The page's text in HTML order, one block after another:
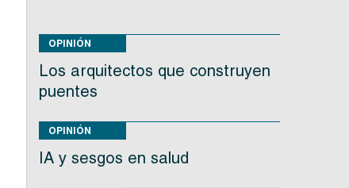
OPINIÓN
Los arquitectos que construyen
puentes
OPINIÓN
IA y sesgos en salud